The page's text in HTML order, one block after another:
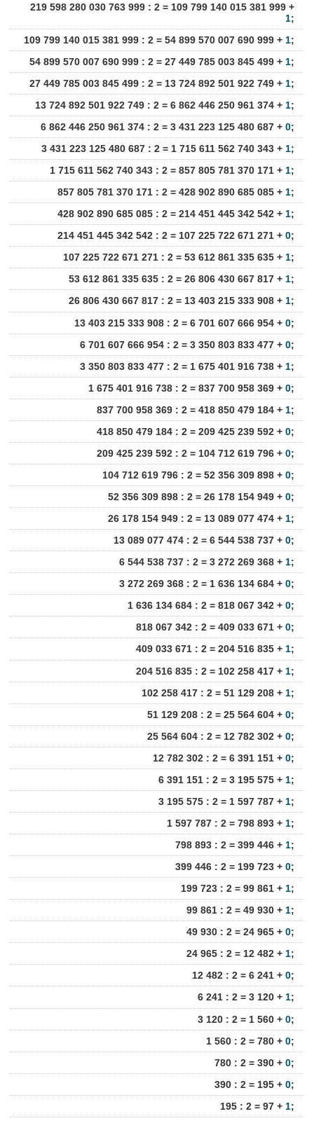
219 598 280 030 763 999 : 2 = 109 799 140 015 381 999 +
1;
109 799 140 015 381 999 : 2 = 54 899 570 007 690 999 + 1;
54 899 570 007 690 999 : 2 = 27 449 785 003 845 499 + 1;
27 449 785 003 845 499 : 2 = 13 724 892 501 922 749 + 1;
13 724 892 501 922 749 : 2 = 6 862 446 250 961 374 + 1;
6 862 446 250 961 374 : 2 = 3 431 223 125 480 687 + 0;
3 431 223 125 480 687 : 2 = 1 715 611 562 740 343 + 1;
1 715 611 562 740 343 : 2 = 857 805 781 370 171 + 1;
857 805 781 370 171 : 2 = 428 902 890 685 085 + 1;
428 902 890 685 085 : 2 = 214 451 445 342 542 + 1;
214 451 445 342 542 : 2 = 107 225 722 671 271 + 0;
107 225 722 671 271 : 2 = 53 612 861 335 635 + 1;
53 612 861 335 635 : 2 = 26 806 430 667 817 + 1;
26 806 430 667 817 : 2 = 13 403 215 333 908 + 1;
13 403 215 333 908 : 2 = 6 701 607 666 954 + 0;
6 701 607 666 954 : 2 = 3 350 803 833 477 + 0;
3 350 803 833 477 : 2 = 1 675 401 916 738 + 1;
1 675 401 916 738 : 2 = 837 700 958 369 + 0;
837 700 958 369 : 2 = 418 850 479 184 + 1;
418 850 479 184 : 2 = 209 425 239 592 + 0;
209 425 239 592 : 2 = 104 712 619 796 + 0;
104 712 619 796 : 2 = 52 356 309 898 + 0;
52 356 309 898 : 2 = 26 178 154 949 + 0;
26 178 154 949 : 2 = 13 089 077 474 + 1;
13 089 077 474 : 2 = 6 544 538 737 + 0;
6 544 538 737 : 2 = 3 272 269 368 + 1;
3 272 269 368 : 2 = 1 636 134 684 + 0;
1 636 134 684 : 2 = 818 067 342 + 0;
818 067 342 : 2 = 409 033 671 + 0;
409 033 671 : 2 = 204 516 835 + 1;
204 516 835 : 2 = 102 258 417 + 1;
102 258 417 : 2 = 51 129 208 + 1;
51 129 208 : 2 = 25 564 604 + 0;
25 564 604 : 2 = 12 782 302 + 0;
12 782 302 : 2 = 6 391 151 + 0;
6 391 151 : 2 = 3 195 575 + 1;
3 195 575 : 2 = 1 597 787 + 1;
1 597 787 : 2 = 798 893 + 1;
798 893 : 2 = 399 446 + 1;
399 446 : 2 = 199 723 + 0;
199 723 : 2 = 99 861 + 1;
99 861 : 2 = 49 930 + 1;
49 930 : 2 = 24 965 + 0;
24 965 : 2 = 12 482 + 1;
12 482 : 2 = 6 241 + 0;
6 241 : 2 = 3 120 + 1;
3 120 : 2 = 1 560 + 0;
1 560 : 2 = 780 + 0;
780 : 2 = 390 + 0;
390 : 2 = 195 + 0;
195 : 2 = 97 + 1;